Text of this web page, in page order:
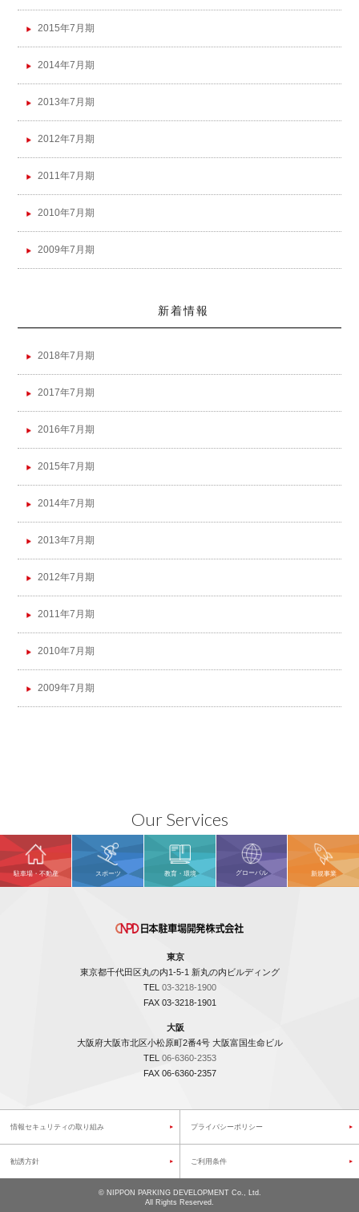
2015年7月期
2014年7月期
2013年7月期
2012年7月期
2011年7月期
2010年7月期
2009年7月期
新着情報
2018年7月期
2017年7月期
2016年7月期
2015年7月期
2014年7月期
2013年7月期
2012年7月期
2011年7月期
2010年7月期
2009年7月期
Our Services
駐車場・不動産 スポーツ 教育・環境 グローバル 新規事業
東京
東京都千代田区丸の内1-5-1 新丸の内ビルディング
TEL 03-3218-1900
FAX 03-3218-1901
大阪
大阪府大阪市北区小松原町2番4号 大阪富国生命ビル
TEL 06-6360-2353
FAX 06-6360-2357
情報セキュリティの取り組み プライバシーポリシー
勧誘方針 ご利用条件
©NIPPON PARKING DEVELOPMENT Co., Ltd.
All Rights Reserved.